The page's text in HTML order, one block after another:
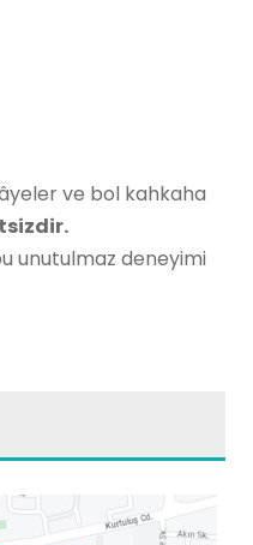
ve bol kahkaha
unutulmaz deneyimi